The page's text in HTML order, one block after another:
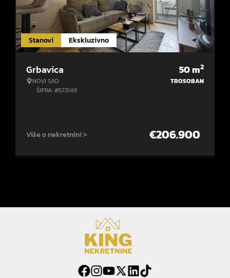
Stanovi Ekskluzivno
Grbavica
NOVI SAD
ŠIFRA: #573149
50m2
TROSOBAN
Više o nekretnini > €206.900